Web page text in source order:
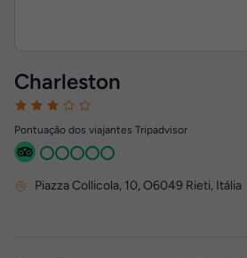
Charleston
Pontuação dos viajantes Tripadvisor
Piazza Collicola, 10,O6049 Rieti, Itália